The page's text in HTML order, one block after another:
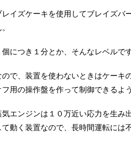
レイズケーキを使用してブレイズバ
個につき１分とか、そんなレベルです
ので、装置を使わないときはケーキ
フ用の操作盤を作って制御できるよ
気エンジンは１０万近い応力を生み
て動く装置なので、長時間運転には